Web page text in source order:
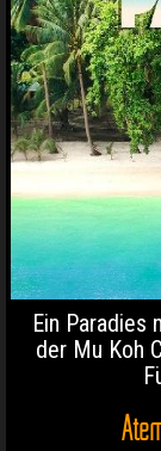
Ein Paradies
der Mu Koh